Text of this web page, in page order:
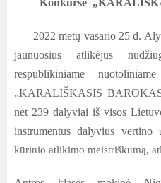
Konkurse
2022 metų vasario 25 d.
jaunuosius atlikėjus
respublikiniame
„KARALIŠKASIS
net 239 dalyviai iš visos
instrumentus dalyvius vertino
kūrinio atlikimo meistriškumą,